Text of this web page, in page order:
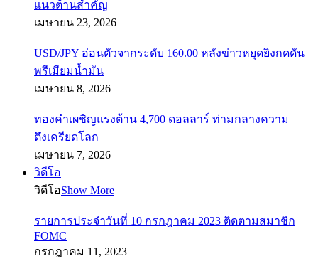
แนวต้านสำคัญ
เมษายน 23, 2026
USD/JPY อ่อนตัวจากระดับ 160.00 หลังข่าวหยุดยิงกดดัน
พรีเมียมน้ำมัน
เมษายน 8, 2026
ทองคำเผชิญแรงต้าน 4,700 ดอลลาร์ ท่ามกลางความ
ตึงเครียดโลก
เมษายน 7, 2026
วิดีโอ
วิดีโอShow More
รายการประจำวันที่ 10 กรกฎาคม 2023 ติดตามสมาชิก
FOMC
กรกฎาคม 11, 2023